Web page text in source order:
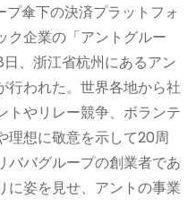
傘下の決済プラットフォ
ク企業の「アントグルー
、浙江省杭州にあるアン
行われた。世界各地から社
トやリレー競争、ボランテ
理想に敬意を示して20周
ババグループの創業者であ
に姿を見せ、アントの事業